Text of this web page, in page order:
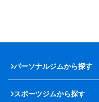
パーソナルジムから探す
スポーツジムから探す